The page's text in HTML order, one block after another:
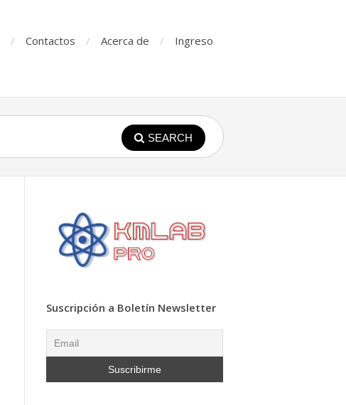
Contactos Acerca de Ingreso
SEARCH
Suscripción a Boletín Newsletter